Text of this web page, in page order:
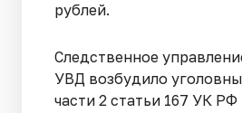
рублей.
Следственное
УВД возбудило
части 2 статьи 167 УК